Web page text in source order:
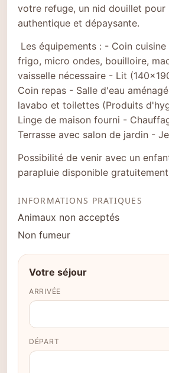
votre refuge, un nid douillet pour
authentique et dépaysante.
Les équipements : - Coin cuisine
frigo, micro ondes, bouilloire,
vaisselle nécessaire - Lit
Coin repas - Salle d'eau
lavabo et toilettes (Produits
Linge de maison fourni -
Terrasse avec salon de jardin -
Possibilité de venir avec un
parapluie disponible
INFORMATIONS PRATIQUES
Animaux non acceptés
Non fumeur
Votre séjour
ARRIVÉE
DÉPART